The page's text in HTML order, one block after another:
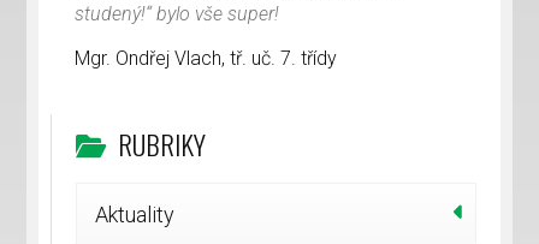
studený!‘‘ bylo vše super!
Mgr. Ondřej Vlach, tř. uč. 7. třídy
RUBRIKY
Aktuality